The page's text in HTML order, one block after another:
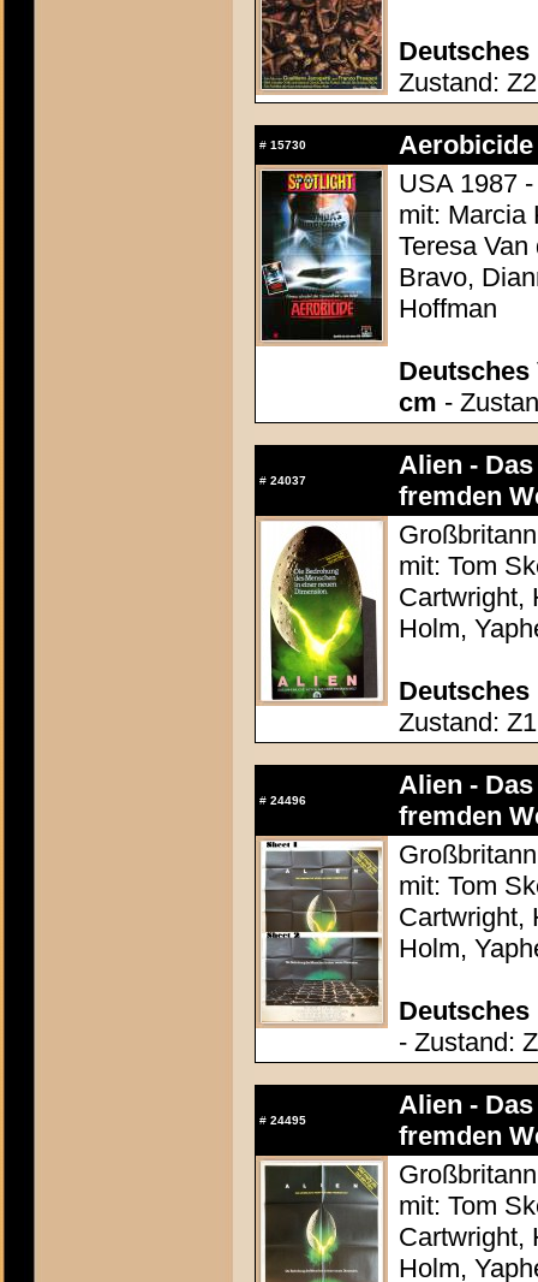
Deutsches
Zustand:
# 15730
USA 1987
mit: Marcia
Teresa
Bravo,
Hoffman
Deutsches
cm -
# 24037
Alien -
fremden
mit: Tom
Cartwright,
Holm,
Zustand: Z1
# 24496
Alien -
fremden
mit: Tom
Cartwright,
Holm,
Deutsches
- Zustand:
# 24495
Alien -
fremden
mit: Tom
Cartwright,
Holm,